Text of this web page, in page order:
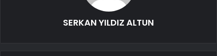
SERKAN YILDIZ ALTUN